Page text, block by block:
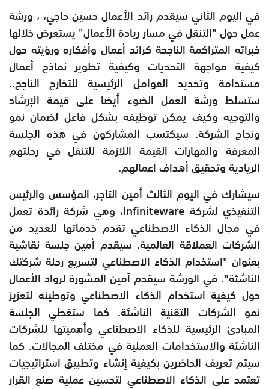
في اليوم الثاني سيقدم رائد الأعمال حسين حاجي، ، ورشة
عمل حول "التنقل في مسار ريادة الأعمال" يستعرض خلالها
خبراته المتراكمة الناجحة كرائد أعمال وأفكاره ورؤيته حول
كيفية مواجهة التحديات وكيفية تطوير نماذج أعمال
مستدامة وتحديد العوامل الرئيسية للتخارج الناجح..
ستسلط ورشة العمل الضوء أيضا على قيمة الإرشاد
والتوجيه وكيف يمكن توظيفه بشكل فاعل لضمان نمو
ونجاح الشركة. سيكتسب المشاركون في هذه الجلسة
المعرفة والمهارات القيمة اللازمة للتنقل في رحلتهم
الريادية وتحقيق أهداف أعمالهم.
سيشارك في اليوم الثالث أمين التاجر، المؤسس والرئيس
التنفيذي لشركة Infiniteware، وهي شركة رائدة تعمل
في مجال الذكاء الاصطناعي تقدم خدماتها للعديد من
الشركات العملاقة العالمية. سيقدم أمين جلسة نقاشية
بعنوان "استخدام الذكاء الاصطناعي لتسريع رحلة شركتك
الناشئة". في الورشة سيقدم أمين المشورة لرواد الأعمال
حول كيفية استخدام الذكاء الاصطناعي وتوطينه لتعزيز
نمو الشركات التقنية الناشئة. كما ستغطي الجلسة
المبادئ الرئيسية للذكاء الاصطناعي وأهميتها للشركات
الناشئة والاستخدامات العملية في مختلف المجالات. كما
سيتم تعريف الحاضرين بكيفية إنشاء وتطبيق استراتيجيات
تعتمد على الذكاء الاصطناعي لتحسين عملية صنع القرار